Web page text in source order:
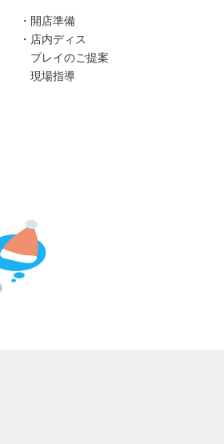
・開店準備
・店内ディス
プレイのご提案
現場指導